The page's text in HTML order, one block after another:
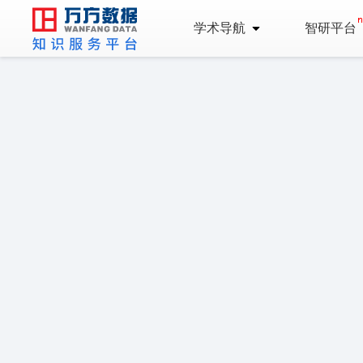
学术导航 智研平台